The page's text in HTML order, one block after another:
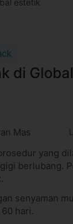
estetik
di
Mas
yang
berlubang.
senyaman
hari.